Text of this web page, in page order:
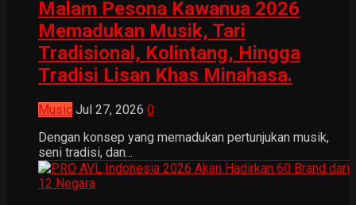
Malam Pesona Kawanua 2026
Memadukan Musik, Tari
Tradisional, Kolintang, Hingga
Tradisi Lisan Khas Minahasa.
Music Jul 27, 2026 0
Dengan konsep yang memadukan pertunjukan musik,
seni tradisi, dan...